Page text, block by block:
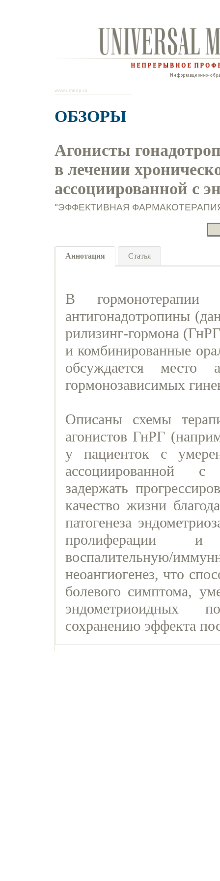
www.umedp.ru
ОБЗОРЫ
Агонисты
в лечении
ассоциированной с
"ЭФФЕКТИВНАЯ
Аннотация Статья
В гормонотерапии
антигонадотропины
рилизинг-гормона
и комбинированные
обсуждается место
гормонозависимых
Описаны схемы
агонистов ГнРГ
у пациенток с
ассоциированной с
задержать
качество жизни
патогенеза
пролиферации и
воспалительную/
неоангиогенез, что
болевого симптома,
эндометриоидных
сохранению эффекта